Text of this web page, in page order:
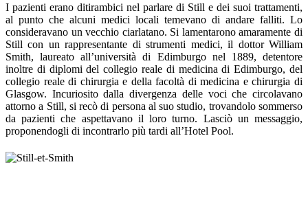
I pazienti erano ditirambici nel parlare di Still e dei suoi trattamenti,
al punto che alcuni medici locali temevano di andare falliti. Lo
consideravano un vecchio ciarlatano. Si lamentarono amaramente di
Still con un rappresentante di strumenti medici, il dottor William
Smith, laureato all’università di Edimburgo nel 1889, detentore
inoltre di diplomi del collegio reale di medicina di Edimburgo, del
collegio reale di chirurgia e della facoltà di medicina e chirurgia di
Glasgow. Incuriosito dalla divergenza delle voci che circolavano
attorno a Still, si recò di persona al suo studio, trovandolo sommerso
da pazienti che aspettavano il loro turno. Lasciò un messaggio,
proponendogli di incontrarlo più tardi all’Hotel Pool.